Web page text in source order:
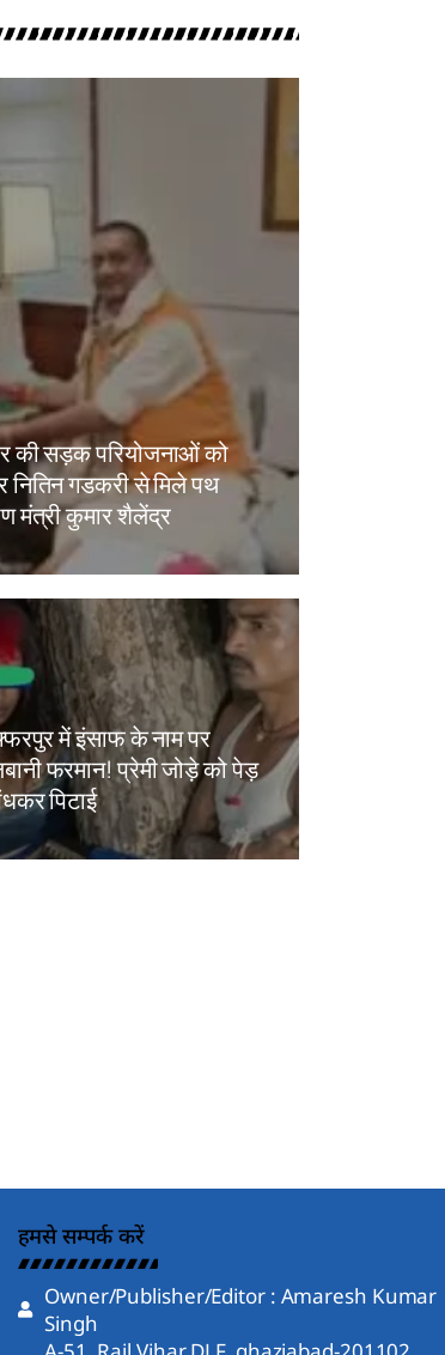
की सड़क परियोजनाओं को
गडकरी से मिले पथ
मंत्री कुमार शैलेंद्र
Lekh
में इंसाफ के नाम पर
फरमान! प्रेमी जोड़े को पेड़
पिटाई
Lekh
हमसे सम्पर्क करें
Owner/Publisher/Editor : Amaresh Kumar
Singh